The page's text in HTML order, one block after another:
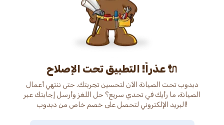
عذراً! التطبيق تحت الإصلاح 🔌
دبدوب تحت الصيانة الآن لتحسين تجربتك. حتى ننتهي أعمال
الصيانة، ما رأيك في تحدي سريع؟ حل اللغز وأرسل إجابتك عبر
البريد الإلكتروني لتحصل على خصم خاص من دبدوب!